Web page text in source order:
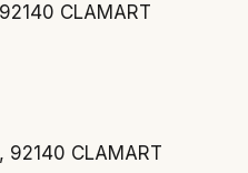
CLAMART
92140 CLAMART